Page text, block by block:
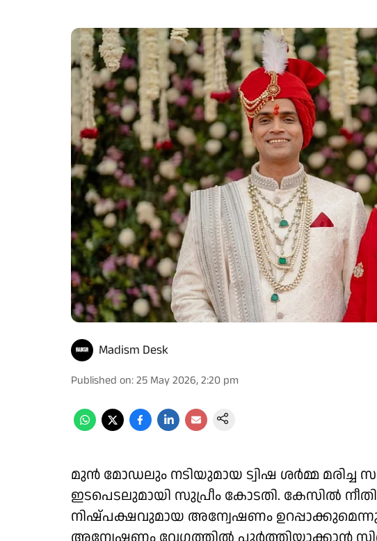
Madism Desk
Published on:25 May 2026, 2:20 pm
മുൻ മോഡലും നടിയുമായ ട്വിഷ ശർമ്മ മരിച്ച
ഇടപെടലുമായി സുപ്രീം കോടതി. കേസിൽ
നിഷ്പക്ഷവുമായ അന്വേഷണം